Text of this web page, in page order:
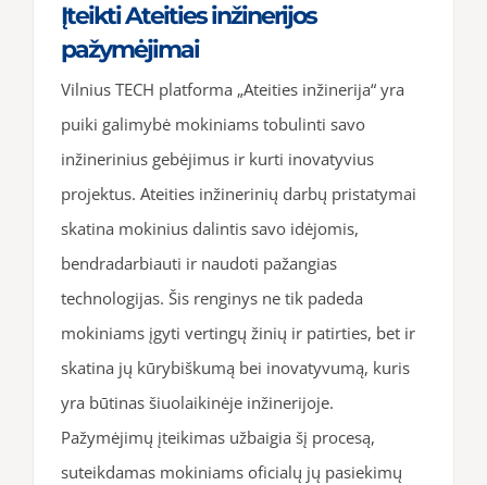
Įteikti Ateities inžinerijos
pažymėjimai
Vilnius TECH platforma „Ateities inžinerija“ yra
puiki galimybė mokiniams tobulinti savo
inžinerinius gebėjimus ir kurti inovatyvius
projektus. Ateities inžinerinių darbų pristatymai
skatina mokinius dalintis savo idėjomis,
bendradarbiauti ir naudoti pažangias
technologijas. Šis renginys ne tik padeda
mokiniams įgyti vertingų žinių ir patirties, bet ir
skatina jų kūrybiškumą bei inovatyvumą, kuris
yra būtinas šiuolaikinėje inžinerijoje.
Pažymėjimų įteikimas užbaigia šį procesą,
suteikdamas mokiniams oficialų jų pasiekimų